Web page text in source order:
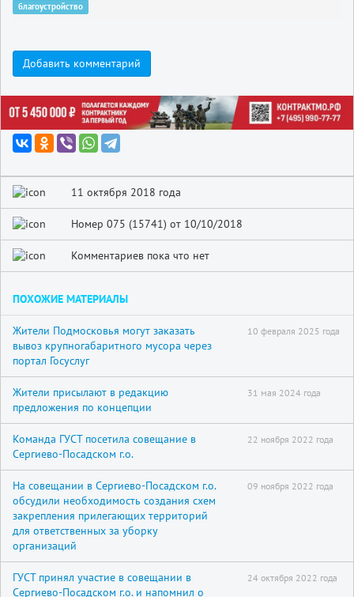
благоустройство
Добавить комментарий
11 октября 2018 года
Номер 075 (15741) от 10/10/2018
Комментариев пока что нет
ПОХОЖИЕ МАТЕРИАЛЫ
Жители Подмосковья могут заказать
вывоз крупногабаритного мусора через
портал Госуслуг
10 февраля 2025 года
Жители присылают в редакцию
предложения по концепции
31 мая 2024 года
Команда ГУСТ посетила совещание в
Сергиево-Посадском г.о.
22 ноября 2022 года
На совещании в Сергиево-Посадском г.о.
обсудили необходимость создания схем
закрепления прилегающих территорий
для ответственных за уборку
организаций
09 ноября 2022 года
ГУСТ принял участие в совещании в
Сергиево-Посадском г.о. и напомнил о
24 октября 2022 года